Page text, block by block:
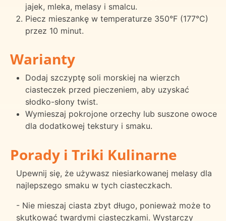
jajek, mleka, melasy i smalcu.
Piecz mieszankę w temperaturze 350°F (177°C)
przez 10 minut.
Warianty
Dodaj szczyptę soli morskiej na wierzch
ciasteczek przed pieczeniem, aby uzyskać
słodko-słony twist.
Wymieszaj pokrojone orzechy lub suszone owoce
dla dodatkowej tekstury i smaku.
Porady i Triki Kulinarne
Upewnij się, że używasz niesiarkowanej melasy dla
najlepszego smaku w tych ciasteczkach.
- Nie mieszaj ciasta zbyt długo, ponieważ może to
skutkować twardymi ciasteczkami. Wystarczy